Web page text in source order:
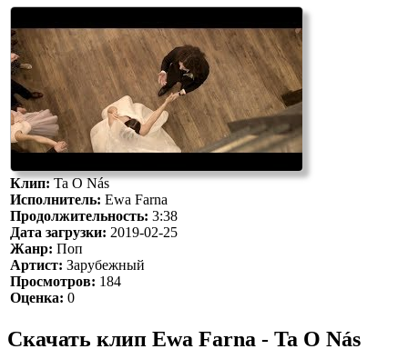
Клип:Ta O Nás
Исполнитель: Ewa Farna
Продолжительность: 3:38
Дата загрузки: 2019-02-25
Жанр: Поп
Артист: Зарубежный
Просмотров: 184
Оценка: 0
Скачать клип Ewa Farna - Ta O Nás